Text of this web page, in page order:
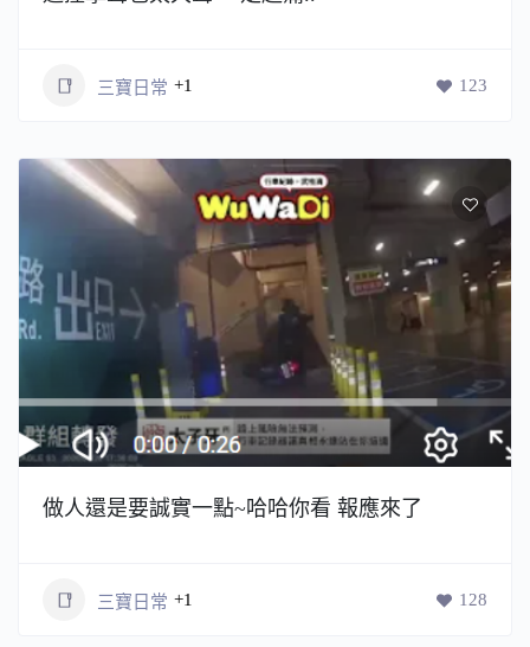
三寶日常 +1 123
做人還是要誠實一點~哈哈你看 報應來了
三寶日常 +1 128